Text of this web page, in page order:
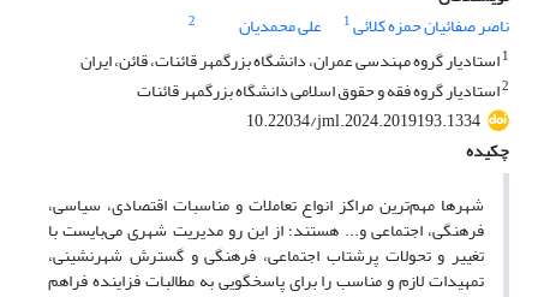
ناصر صفائیان حمزه کلائی1 علی محمدیان
2
1استادیار گروه مهندسی عمران، دانشگاه بزرگمهر قائنات، قائن، ایران
2استادیار گروه فقه و حقوق اسلامی دانشگاه بزرگمهر قائنات
10.22034/jml.2024.2019193.1334
چکیده
شهرها مهم‌ترین مراکز انواع تعاملات و مناسبات اقتصادی، سیاسی،
فرهنگی، اجتماعی و... هستند؛ از این رو مدیریت شهری می‌بایست با
تغییر و تحولات پرشتاب اجتماعی، فرهنگی و گسترش شهرنشینی،
تمهیدات لازم و مناسب را برای پاسخگویی به مطالبات فزاینده فراهم